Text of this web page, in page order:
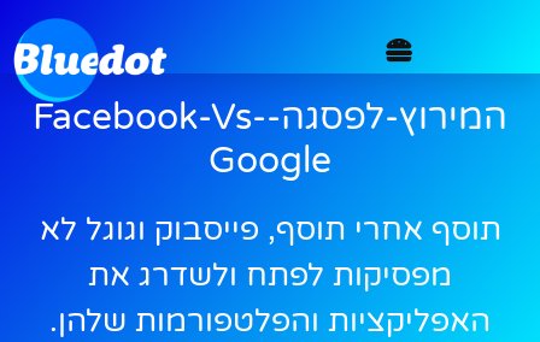
המירוץ-לפסגה-Facebook-Vs-
Google
תוסף אחרי תוסף, פייסבוק וגוגל לא
מפסיקות לפתח ולשדרג את
האפליקציות והפלטפורמות שלהן.